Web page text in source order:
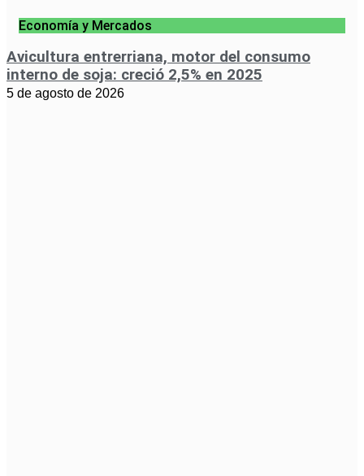
Economía y Mercados
Avicultura entrerriana, motor del consumo
interno de soja: creció 2,5% en 2025
5 de agosto de 2026